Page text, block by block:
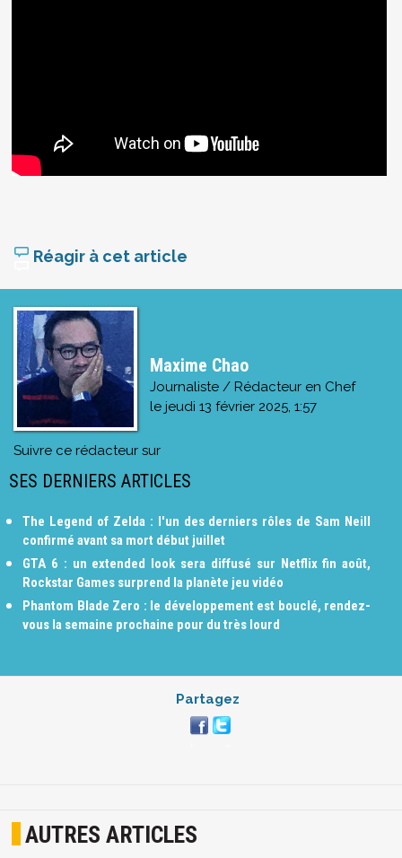
Réagir à cet article
Maxime Chao
Journaliste / Rédacteur en Chef
le jeudi 13 février 2025, 1:57
Suivre ce rédacteur sur
SES DERNIERS ARTICLES
The Legend of Zelda : l'un des derniers rôles de Sam Neill
confirmé avant sa mort début juillet
GTA 6 : un extended look sera diffusé sur Netflix fin août,
Rockstar Games surprend la planète jeu vidéo
Phantom Blade Zero : le développement est bouclé, rendez-
vous la semaine prochaine pour du très lourd
Partagez
AUTRES ARTICLES